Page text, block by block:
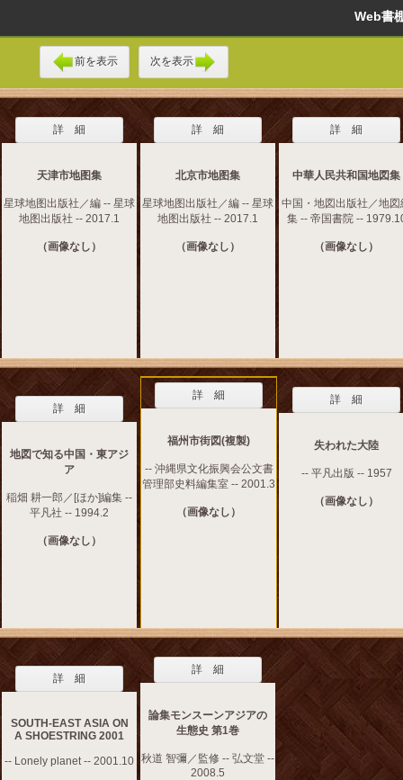
Web
前を表示 次を表示
詳 細
天津市地图集
星球地图出版社／編 -- 星球
地图出版社 -- 2017.1
（画像なし）
詳 細
北京市地图集
星球地图出版社／編 -- 星球
地图出版社 -- 2017.1
（画像なし）
詳 細
中華人民共和国地図集
中国・地図出版社／地図
集 -- 帝国書院 --
（画像なし）
詳 細
地図で知る中国・東アジ
ア
稲畑 耕一郎／[ほか]編集 --
平凡社 -- 1994.2
（画像なし）
詳 細
福州市街図(複製)
-- 沖縄県文化振興会公文書
管理部史料編集室 -- 2001.3
（画像なし）
詳 細
失われた大陸
-- 平凡出版 -- 1957
（画像なし）
詳 細
SOUTH-EAST ASIA ON
A SHOESTRING 2001
-- Lonely planet -- 2001.10
詳 細
論集モンスーンアジアの
生態史 第1巻
秋道 智彌／監修 -- 弘文堂 --
2008.5